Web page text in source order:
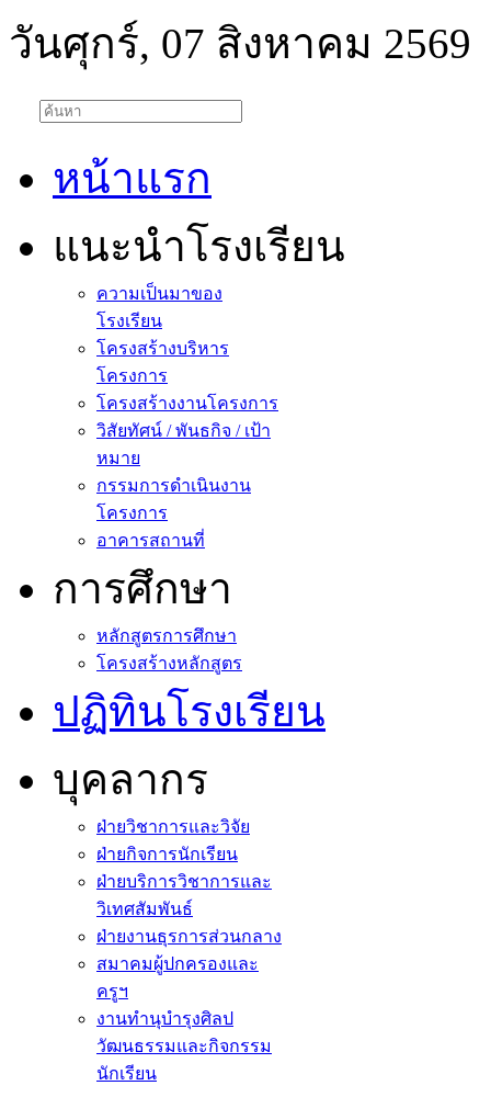
วันศุกร์, 07 สิงหาคม 2569
หน้าแรก
แนะนำโรงเรียน
ความเป็นมาของ
โรงเรียน
โครงสร้างบริหาร
โครงการ
โครงสร้างงานโครงการ
วิสัยทัศน์ / พันธกิจ / เป้า
หมาย
กรรมการดำเนินงาน
โครงการ
อาคารสถานที่
การศึกษา
หลักสูตรการศึกษา
โครงสร้างหลักสูตร
ปฏิทินโรงเรียน
บุคลากร
ฝ่ายวิชาการและวิจัย
ฝ่ายกิจการนักเรียน
ฝ่ายบริการวิชาการและ
วิเทศสัมพันธ์
ฝ่ายงานธุรการส่วนกลาง
สมาคมผู้ปกครองและ
ครูฯ
งานทำนุบำรุงศิลป
วัฒนธรรมและกิจกรรม
นักเรียน